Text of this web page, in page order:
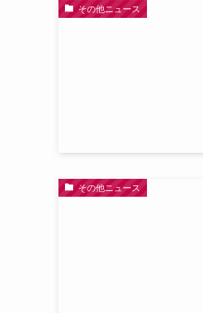
その他ニュース
その他ニュース